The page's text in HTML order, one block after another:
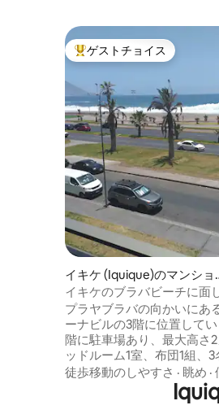
大好評のゲストチョイスです
ゲストチョイス
イキケ (Iquique)のマンショ
ン・アパート
イキケのブラバビーチに面
パート
プラヤブラバの向かいにあ
ーナビルの3階に位置して
階に駐車場あり、最大高さ
ッドルーム1室、布団1組、3
ご宿泊いただけます。バル
は、建物の正面全体が見渡
を渡ると、2キロメートル
徒歩移動のしやすさ · 眺め ·